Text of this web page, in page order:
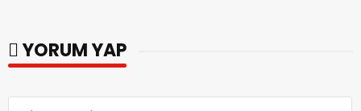
YORUM YAP